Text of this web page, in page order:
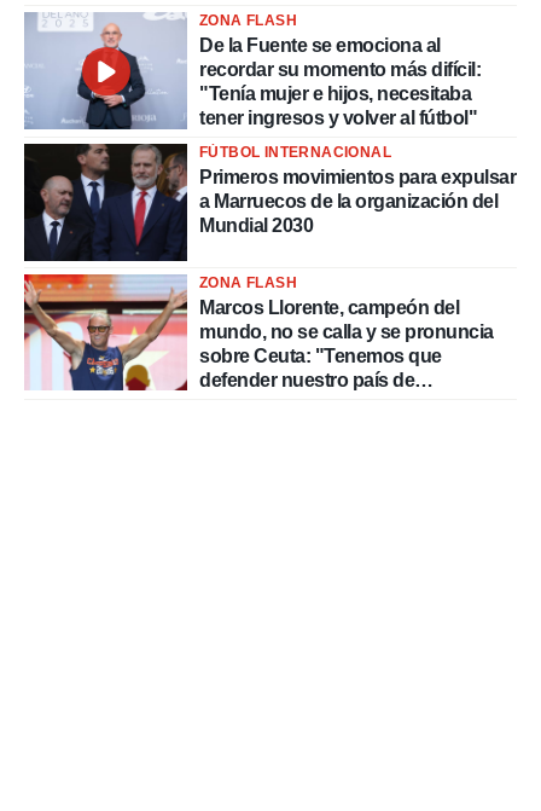
ZONA FLASH
De la Fuente se emociona al
recordar su momento más difícil:
"Tenía mujer e hijos, necesitaba
tener ingresos y volver al fútbol"
FÚTBOL INTERNACIONAL
Primeros movimientos para expulsar
a Marruecos de la organización del
Mundial 2030
ZONA FLASH
Marcos Llorente, campeón del
mundo, no se calla y se pronuncia
sobre Ceuta: "Tenemos que
defender nuestro país de